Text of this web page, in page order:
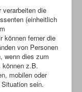
verarbeiten die
(einheitlich
können ferner die
von Personen
wenn dies zum
können z.B.
mobilen oder
sein.